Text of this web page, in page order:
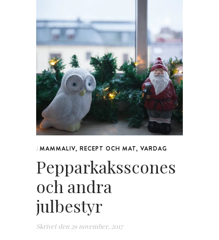
i MAMMALIV, RECEPT OCH MAT, VARDAG
Pepparkaksscones
och andra
julbestyr
Skrivet den 29 november, 2017